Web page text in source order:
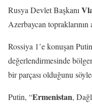
Rusya Devlet Başkanı
Azerbaycan
Rossiya 1’e konuşan
değerlendirmesinde
bir parçası olduğunu
Putin, “Ermenistan,